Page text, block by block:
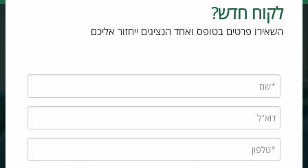
לקוח חדש?
השאירו פרטים בטופס ואחד הנציגים ייחזור אליכם